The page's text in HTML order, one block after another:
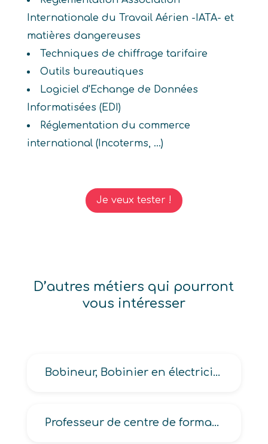
Internationale du Travail Aérien -IATA- et
matières dangereuses
Techniques de chiffrage tarifaire
Outils bureautiques
Logiciel d'Echange de Données
Informatisées (EDI)
Réglementation du commerce
international (Incoterms, ...)
Je veux tester !
D’autres métiers qui pourront
vous intéresser
Bobineur, Bobinier en électricité
Professeur de centre de formation d’apprentis en enseignement technique, professionnel